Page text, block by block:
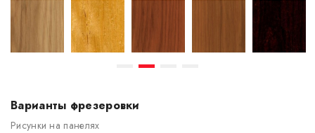
Варианты фрезеровки
Рисунки на панелях